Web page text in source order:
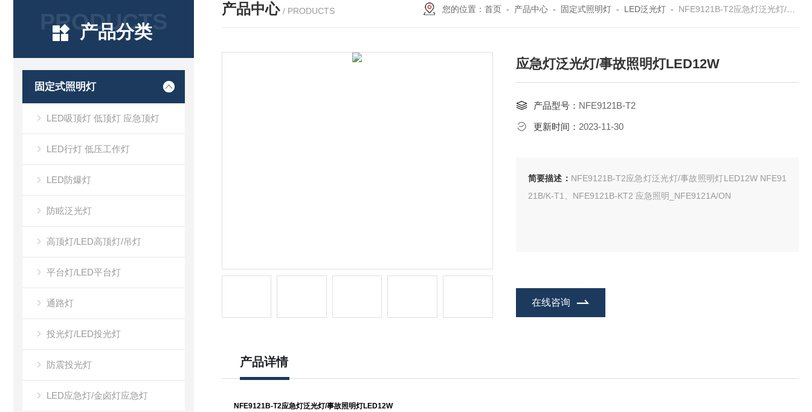
PRODUCTS
产品分类
固定式照明灯
LED吸顶灯 低顶灯 应急顶灯
LED行灯 低压工作灯
LED防爆灯
防眩泛光灯
高顶灯/LED高顶灯/吊灯
平台灯/LED平台灯
通路灯
投光灯/LED投光灯
防震投光灯
LED应急灯/金卤灯应急灯
产品中心 / PRODUCTS 您的位置： 首页- 产品中心- 固定式照明灯- LED泛光灯- NFE9121B-T2应急灯泛光灯/事故照明灯LED12W
应急灯泛光灯/事故照明灯LED12W
产品型号： NFE9121B-T2
更新时间： 2023-11-30
简要描述： NFE9121B-T2应急灯泛光灯/事故照明灯LED12W NFE91
21B/K-T1、NFE9121B-KT2 应急照明_NFE9121A/ON
在线咨询
产品详情
NFE9121B-T2应急灯泛光灯/事故照明灯LED12W